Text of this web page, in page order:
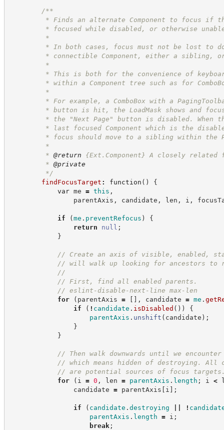
/**
* Finds an alternate Component to focus if this
* focused while disabled, or otherwise unable
*
* In both cases, focus must not be lost to
* connectible Component, either a sibling, or
*
* This is both for the convenience of keyboard
* within a Component tree such as for
*
* For example, a ComboBox with a
* button is hit, the LoadMask shows and
* the "Next Page" button is disabled. When the
* last focused Component which is the
* focus should move to a sibling within the
*
* @return {Ext.Component}
A closely related
* @private
*/
findFocusTarget : function ( )
{
var me = this ,
parentAxis , candidate , len , i ,
if (me . preventRefocus )
{
return
null ;
}
// Create an axis of visible, enabled,
// will walk up looking for ancestors to
//
// First, find all enabled parents.
// eslint-disable-next-line max-len
for
( parentAxis = [ ] , candidate = me .
if
( ! candidate . isDisabled ( ) )
{
parentAxis . unshift ( candidate ) ;
}
}
// Then walk downwards until we
// which means hidden of destroying. All
// are potential sources of focus
for
( i = 0 , len = parentAxis . length ; i <
candidate = parentAxis [ i ] ;
if ( candidate . destroying !
parentAxis . length = i ;
break ;